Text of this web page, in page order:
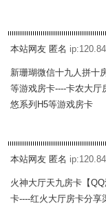
本站网友 匿名
新珊瑚微信十九人拼
等游戏房卡----卡农大
悠系列H5等游戏房卡
本站网友 匿名
火神大厅天九房卡【
卡----红火大厅房卡分